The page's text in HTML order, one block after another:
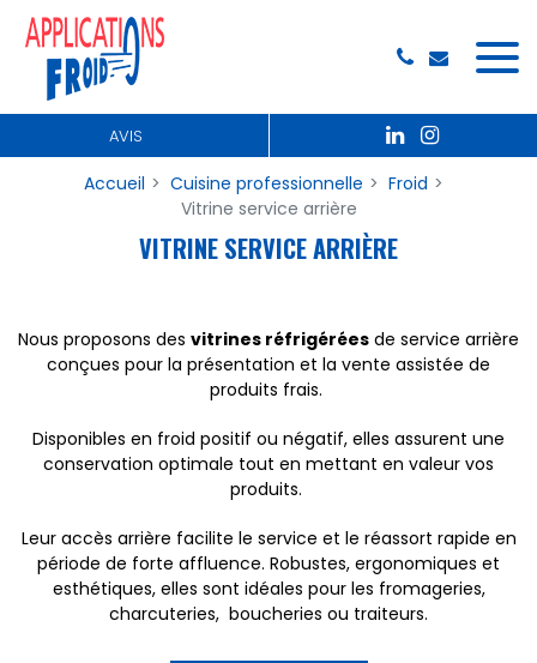
AVIS
Accueil Cuisine professionnelle
Froid
Vitrine service arrière
VITRINE SERVICE ARRIÈRE
Nous proposons des vitrines réfrigérées de service arrière
conçues pour la présentation et la vente assistée de
produits frais.
Disponibles en froid positif ou négatif, elles assurent une
conservation optimale tout en mettant en valeur vos
produits.
Leur accès arrière facilite le service et le réassort rapide en
période de forte affluence. Robustes, ergonomiques et
esthétiques, elles sont idéales pour les fromageries,
charcuteries, boucheries ou traiteurs.
Panneau de gestion des cookies